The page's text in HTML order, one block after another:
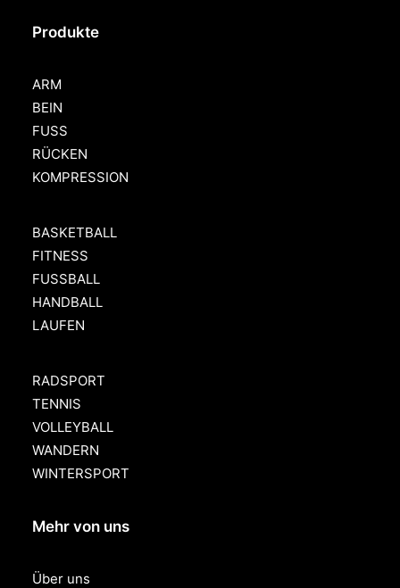
Produkte
ARM
BEIN
FUSS
RÜCKEN
KOMPRESSION
BASKETBALL
FITNESS
FUSSBALL
HANDBALL
LAUFEN
RADSPORT
TENNIS
VOLLEYBALL
WANDERN
WINTERSPORT
Mehr von uns
Über uns